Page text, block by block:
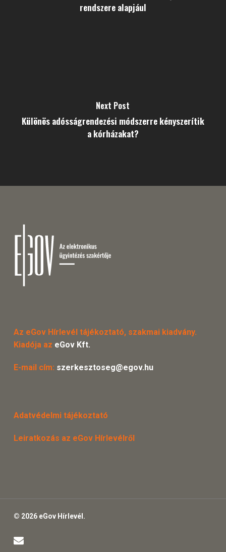
rendszere alapjául
Next Post
Különös adósságrendezési módszerre kényszerítik
a kórházakat?
Az eGov Hírlevél tájékoztató, szakmai kiadvány.
Kiadója az eGov Kft.
E-mail cím: szerkesztoseg@egov.hu
Adatvédelmi tájékoztató
Leiratkozás az eGov Hírlevélről
© 2026 eGov Hírlevél.
email